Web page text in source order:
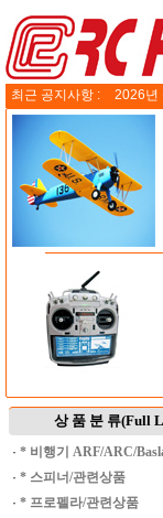
최근 공지사항 : 2026년
상 품 분 류(Full
· * 비행기 ARF/ARC/
· * 스피너/관련상품
· * 프로펠라/관련상품